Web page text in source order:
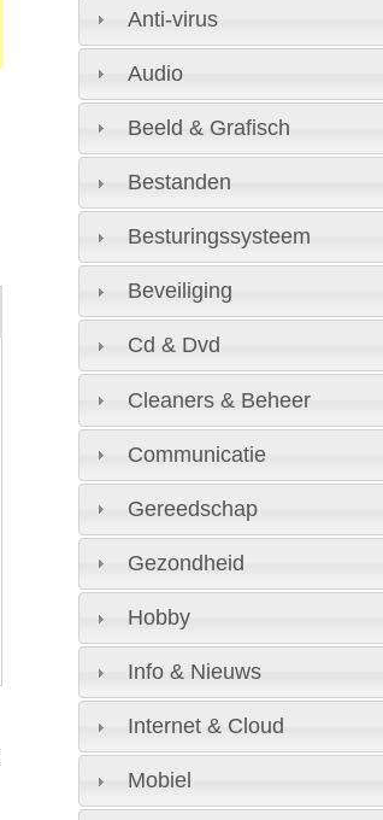
Anti-virus
Audio
Beeld & Grafisch
Bestanden
Besturingssysteem
Beveiliging
Cd & Dvd
Cleaners & Beheer
Communicatie
Gereedschap
Gezondheid
Hobby
Info & Nieuws
Internet & Cloud
Mobiel